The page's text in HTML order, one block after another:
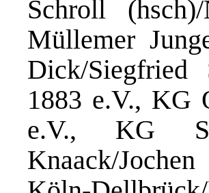
Schroll
Müllemer
Dick/
1883 e.V., KG
e.V., KG
Knaack/